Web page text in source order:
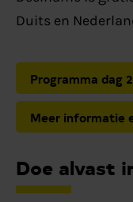
Duits en
Programma dag 2
Meer informatie
Doe alvast